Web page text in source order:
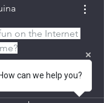
on the Internet
You can
How can we help you?